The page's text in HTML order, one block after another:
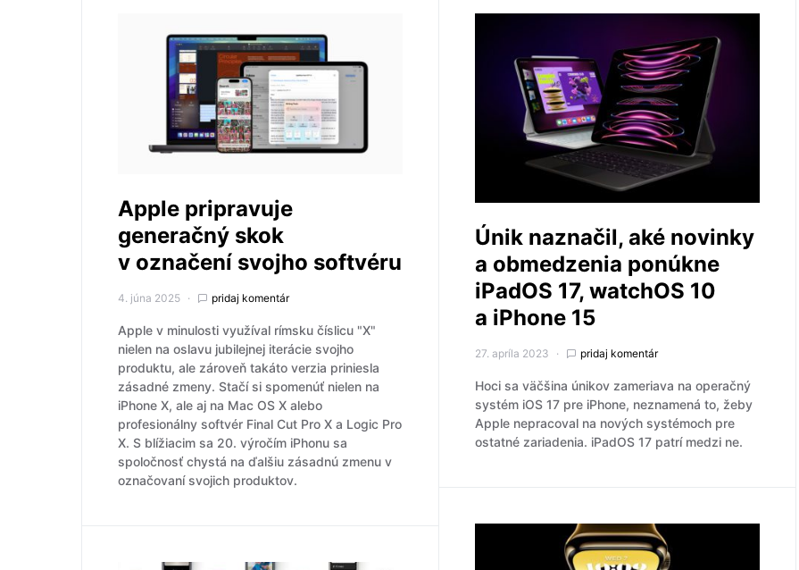
Apple pripravuje
generačný skok
v označení svojho softvéru
4. júna 2025 pridaj komentár
Apple v minulosti využíval rímsku číslicu "X"
nielen na oslavu jubilejnej iterácie svojho
produktu, ale zároveň takáto verzia priniesla
zásadné zmeny. Stačí si spomenúť nielen na
iPhone X, ale aj na Mac OS X alebo
profesionálny softvér Final Cut Pro X a Logic Pro
X. S blížiacim sa 20. výročím iPhonu sa
spoločnosť chystá na ďalšiu zásadnú zmenu v
označovaní svojich produktov.
Únik naznačil, aké novinky
a obmedzenia ponúkne
iPadOS 17, watchOS 10
a iPhone 15
27. apríla 2023 pridaj komentár
Hoci sa väčšina únikov zameriava na operačný
systém iOS 17 pre iPhone, neznamená to, žeby
Apple nepracoval na nových systémoch pre
ostatné zariadenia. iPadOS 17 patrí medzi ne.